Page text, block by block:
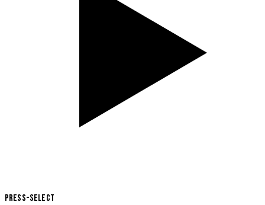
Press-Select